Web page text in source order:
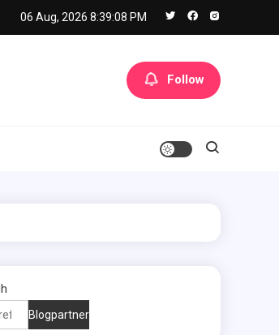
06 Aug, 2026 8:39:09 PM
Follow
Blogpartner